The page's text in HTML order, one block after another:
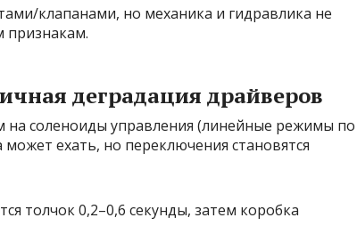
клапанами, но механика и гидравлика не
признакам.
деградация драйверов
соленоиды управления (линейные режимы по
ехать, но переключения становятся
толчок 0,2–0,6 секунды, затем коробка